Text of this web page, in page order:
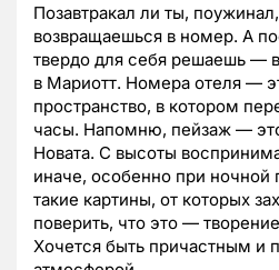
Позавтракал ли ты,
возвращаешься в номер. А
твердо для себя решаешь —
в Мариотт. Номера отеля —
пространство, в котором
часы. Напомню, пейзаж —
Новата. С высоты
иначе, особенно при ночной
такие картины, от которых
поверить, что это —
Хочется быть причастным и